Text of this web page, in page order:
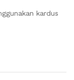
kardus